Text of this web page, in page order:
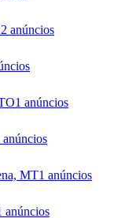
2 anúncios
1 anúncios
anúncios
MT1 anúncios
anúncios